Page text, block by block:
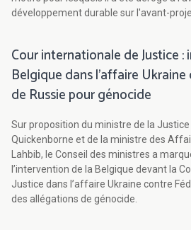
développement durable sur l'avant-
Cour internationale de Justice
Belgique dans l’affaire
de Russie pour génocide
Sur proposition du ministre de la
Quickenborne et de la ministre des
Lahbib, le Conseil des ministres a
l’intervention de la Belgique devant la
Justice dans l’affaire Ukraine contre
des allégations de génocide.